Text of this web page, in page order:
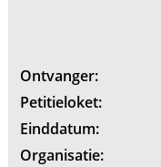
Ontvanger:
Petitieloket:
Einddatum:
Organisatie: